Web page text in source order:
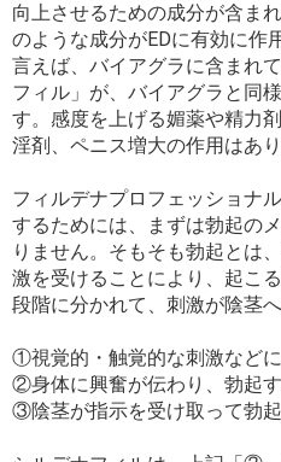
向上させるための成分が含ま
のような成分がEDに有効に作
言えば、バイアグラに含まれ
フィル」が、バイアグラと同
す。感度を上げる媚薬や精力
淫剤、ペニス増大の作用はあり
フィルデナプロフェッショナ
するためには、まずは勃起の
りません。そもそも勃起とは
激を受けることにより、起こ
段階に分かれて、刺激が陰茎
①視覚的・触覚的な刺激など
②身体に興奮が伝わり、勃起
③陰茎が指示を受け取って勃